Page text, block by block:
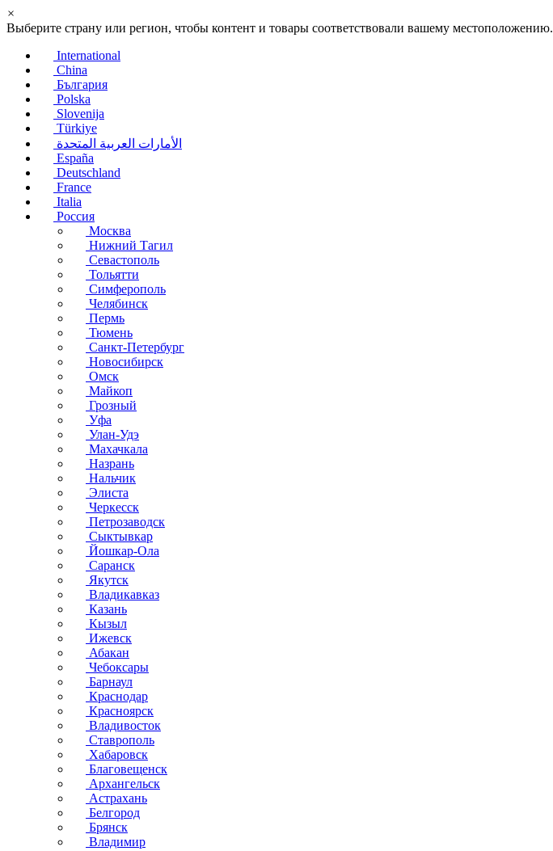
×
Выберите страну или регион, чтобы контент и товары соответствовали вашему местоположению.
International
China
България
Polska
Slovenija
Türkiye
الأمارات العربية المتحدة
España
Deutschland
France
Italia
Россия
Москва
Нижний Тагил
Севастополь
Тольятти
Симферополь
Челябинск
Пермь
Тюмень
Санкт-Петербург
Новосибирск
Омск
Майкоп
Грозный
Уфа
Улан-Удэ
Махачкала
Назрань
Нальчик
Элиста
Черкесск
Петрозаводск
Сыктывкар
Йошкар-Ола
Саранск
Якутск
Владикавказ
Казань
Кызыл
Ижевск
Абакан
Чебоксары
Барнаул
Краснодар
Красноярск
Владивосток
Ставрополь
Хабаровск
Благовещенск
Архангельск
Астрахань
Белгород
Брянск
Владимир